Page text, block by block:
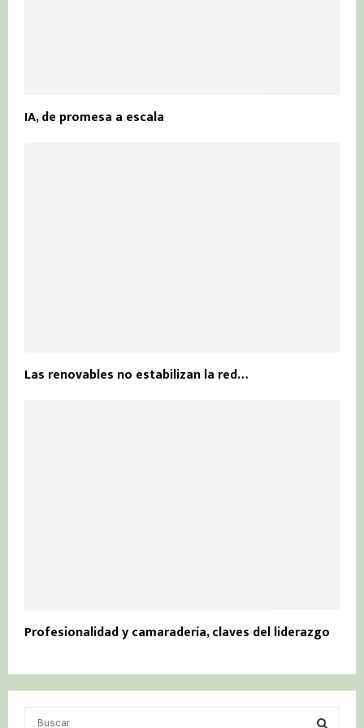
IA, de promesa a escala
Las renovables no estabilizan la red…
Profesionalidad y camaradería, claves del liderazgo